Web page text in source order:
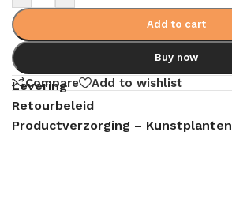
Add to cart
Buy now
Compare Add to wishlist
Levering
Retourbeleid
Productverzorging – Kunstplanten